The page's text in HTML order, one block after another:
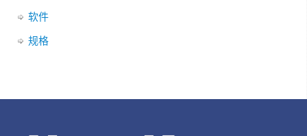
软件
规格